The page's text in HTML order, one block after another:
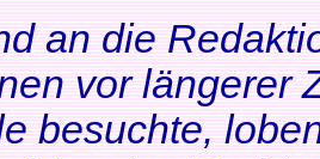
an die
vor längerer
besuchte,